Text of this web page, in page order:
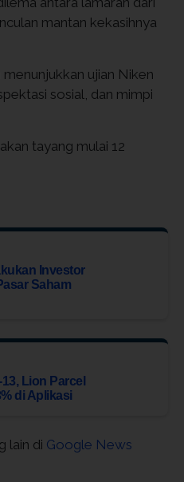
mantan kekasihnya
menunjukkan ujian Niken
sosial, dan mimpi
tayang mulai 12
Investor
Saham
Lion Parcel
di Aplikasi
lain di Google News